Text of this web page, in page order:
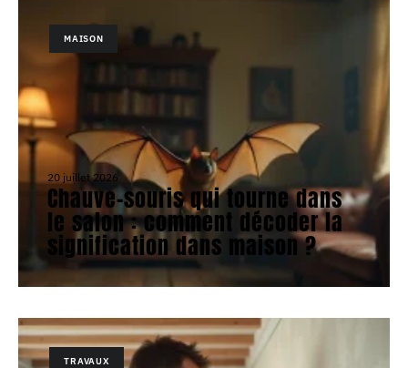
MAISON
20 juillet 2026
Chauve-souris qui tourne dans
le salon : comment décoder la
signification dans maison ?
TRAVAUX